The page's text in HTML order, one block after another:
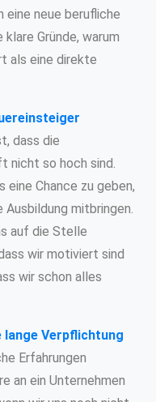
eine neue berufliche
Gründe, warum
als eine direkte
dass die
nicht so hoch sind.
eine Chance zu geben,
mitbringen.
auf die Stelle
wir motiviert sind
wir schon alles
lange Verpflichtung
Erfahrungen
an ein Unternehmen